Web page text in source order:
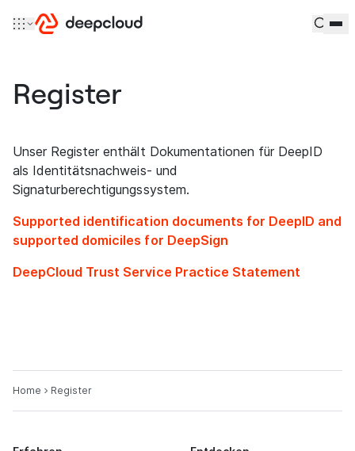
Register
Unser Register enthält Dokumentationen für DeepID
als Identitätsnachweis- und
Signaturberechtigungssystem.
Supported identification documents for DeepID and
supported domiciles for DeepSign
DeepCloud Trust Service Practice Statement
Home Register